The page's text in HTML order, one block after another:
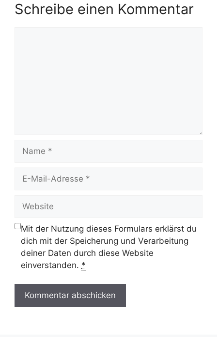
Schreibe einen Kommentar
Name
Website
Mit der Nutzung dieses Formulars erklärst du
dich mit der Speicherung und Verarbeitung
deiner Daten durch diese Website
einverstanden. *